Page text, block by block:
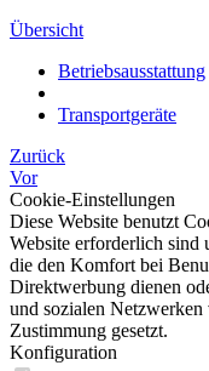
Übersicht
Betriebsausstattung
Transportgeräte
Zurück
Vor
Cookie-Einstellungen
Diese Website benutzt
Website erforderlich sind
die den Komfort bei
Direktwerbung dienen
und sozialen
Zustimmung gesetzt.
Konfiguration